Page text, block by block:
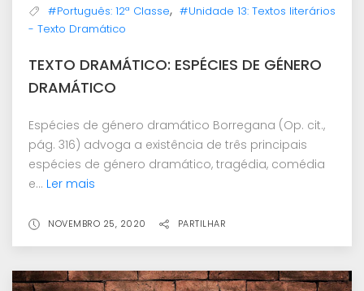
#Português: 12ª Classe, #Unidade 13: Textos literários
- Texto Dramático
TEXTO DRAMÁTICO: ESPÉCIES DE GÉNERO
DRAMÁTICO
Espécies de género dramático Borregana (Op. cit.,
pág. 316) advoga a existência de três principais
espécies de género dramático, tragédia, comédia
e... Ler mais
NOVEMBRO 25, 2020 PARTILHAR